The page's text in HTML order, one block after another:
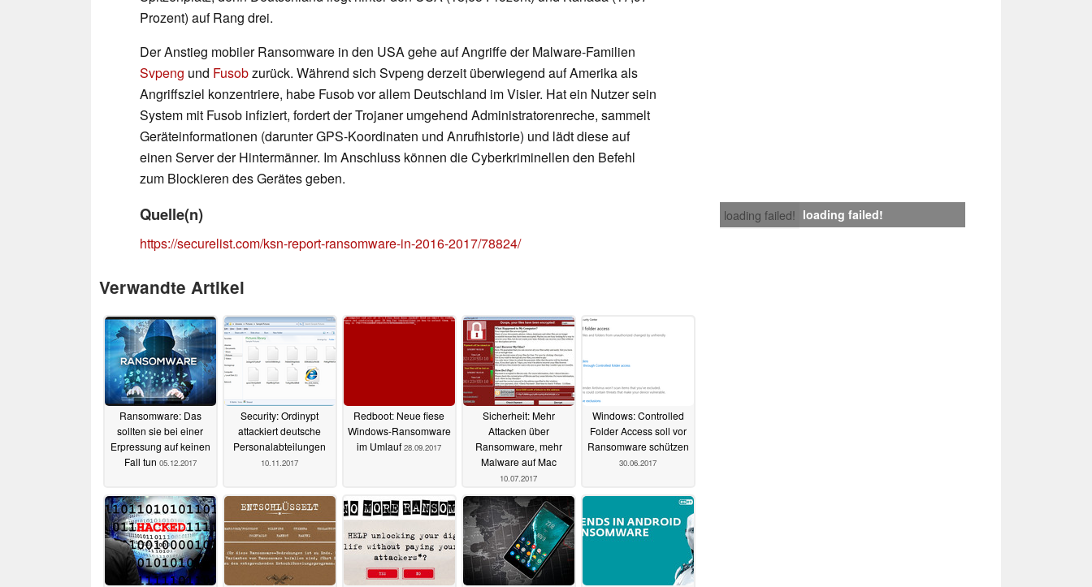
Prozent) auf Rang drei.
Der Anstieg mobiler Ransomware in den USA gehe auf Angriffe der Malware-Familien
Svpeng und Fusobzurück. Während sich Svpeng derzeit überwiegend auf Amerika als
Angriffsziel konzentriere, habe Fusob vor allem Deutschland im Visier. Hat ein Nutzer sein
System mit Fusob infiziert, fordert der Trojaner umgehend Administratorenreche, sammelt
Geräteinformationen (darunter GPS-Koordinaten und Anrufhistorie) und lädt diese auf
einen Server der Hintermänner. Im Anschluss können die Cyberkriminellen den Befehl
zum Blockieren des Gerätes geben.
loading failed! loading failed!
Quelle(n)
https://securelist.com/ksn-report-ransomware-in-2016-2017/78824/
Verwandte Artikel
Ransomware: Das
sollten sie bei einer
Erpressung auf keinen
Fall tun 05.12.2017
Security: Ordinypt
attackiert deutsche
Personalabteilungen
10.11.2017
Redboot: Neue fiese
Windows-Ransomware
im Umlauf 28.09.2017
Sicherheit: Mehr
Attacken über
Ransomware, mehr
Malware auf Mac
10.07.2017
Windows: Controlled
Folder Access soll vor
Ransomware schützen
30.06.2017